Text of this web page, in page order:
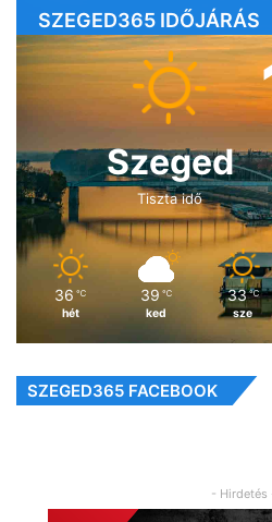
SZEGED365 IDŐJÁRÁS
Szeged
Tiszta idő
36 ℃
hét
39 ℃
ked
33 ℃
sze
SZEGED365 FACEBOOK
- Hirdetés